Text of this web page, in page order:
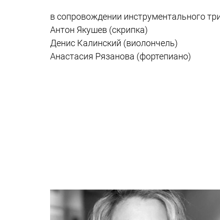
в сопровождении инструментального
Антон Якушев (скрипка)
Денис Калинский (виолончель)
Анастасия Рязанова (фортепиано)